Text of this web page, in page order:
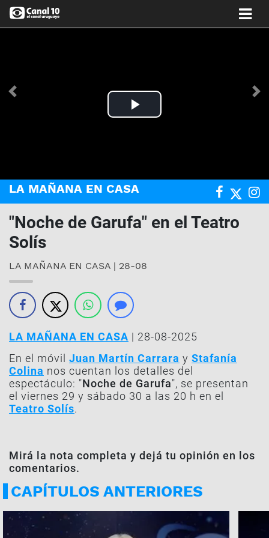
Play
Anterior
LA MAÑANA EN CASA
"Noche de Garufa" en el Teatro
Solís
LA MAÑANA EN CASA | 28-08
LA MAÑANA EN CASA | 28-08-2025
En el móvil Juan Martín Carrara y Stafanía
Colina nos cuentan los detalles del
espectáculo: "Noche de Garufa", se presentan
el viernes 29 y sábado 30 a las 20 h en el
Teatro Solís.
Mirá la nota completa y dejá tu opinión en los
comentarios.
CAPÍTULOS ANTERIORES